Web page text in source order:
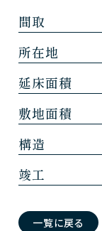
間取
所在地
延床面積
敷地面積
構造
竣工
一覧に戻る